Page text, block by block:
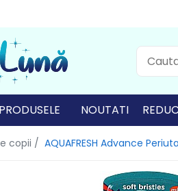
Cu
NOUTATI
copii / AQUAFRESH Advance